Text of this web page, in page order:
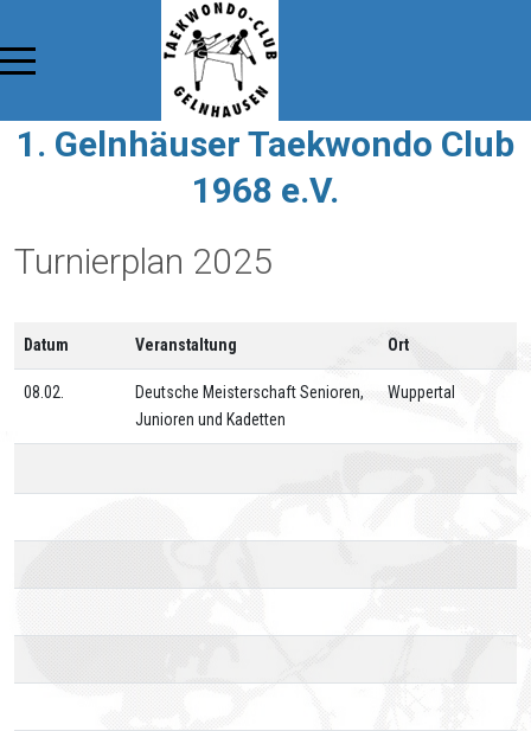
1. Gelnhäuser Taekwondo Club
1968 e.V.
Turnierplan 2025
Datum Veranstaltung Ort
08.02.
Deutsche Meisterschaft Senioren,
Junioren und Kadetten
Wuppertal